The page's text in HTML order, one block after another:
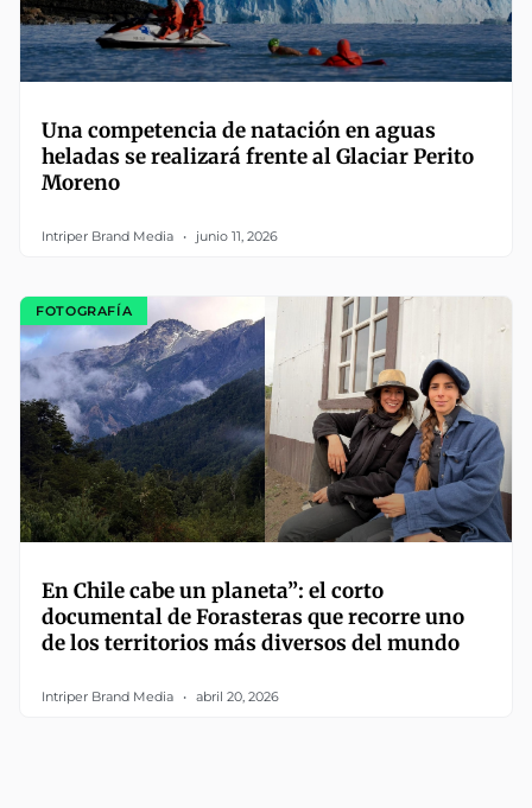
Una competencia de natación en aguas
heladas se realizará frente al Glaciar Perito
Moreno
Intriper Brand Media junio 11, 2026
FOTOGRAFÍA
En Chile cabe un planeta”: el corto
documental de Forasteras que recorre uno
de los territorios más diversos del mundo
Intriper Brand Media abril 20, 2026